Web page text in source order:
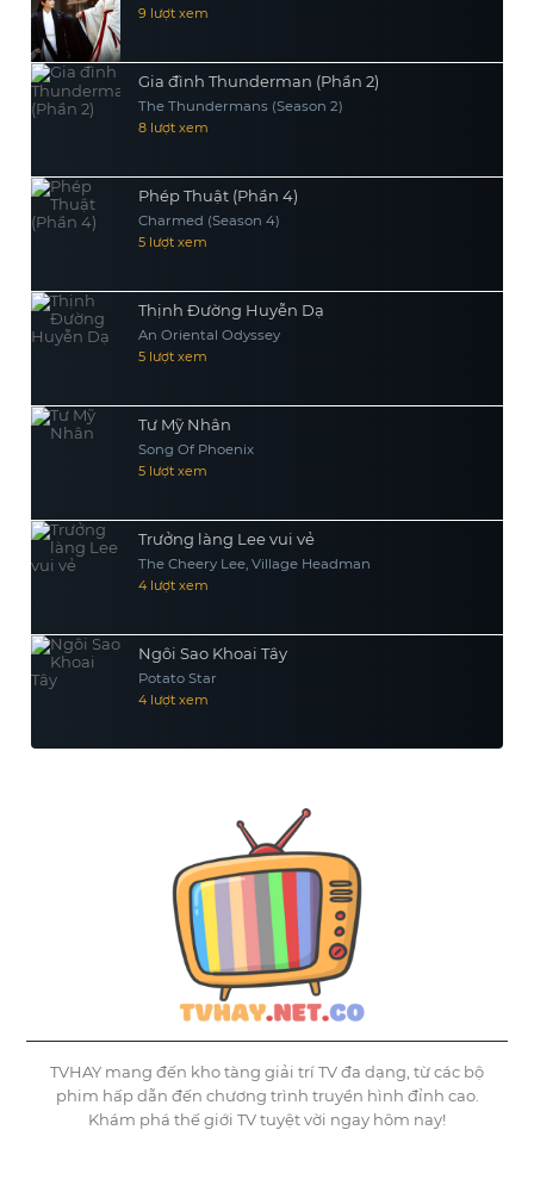
9 lượt xem
Gia đình Thunderman (Phần 2)
The Thundermans (Season 2)
8 lượt xem
Phép Thuật (Phần 4)
Charmed (Season 4)
5 lượt xem
Thịnh Đường Huyễn Dạ
An Oriental Odyssey
5 lượt xem
Tư Mỹ Nhân
Song Of Phoenix
5 lượt xem
Trưởng làng Lee vui vẻ
The Cheery Lee, Village Headman
4 lượt xem
Ngôi Sao Khoai Tây
Potato Star
4 lượt xem
TVHAY mang đến kho tàng giải trí TV đa dạng, từ các bộ
phim hấp dẫn đến chương trình truyền hình đỉnh cao.
Khám phá thế giới TV tuyệt vời ngay hôm nay!